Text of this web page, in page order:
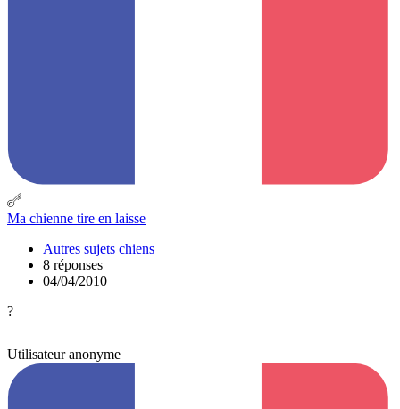
Ma chienne tire en laisse
Autres sujets chiens
8 réponses
04/04/2010
?
Utilisateur anonyme